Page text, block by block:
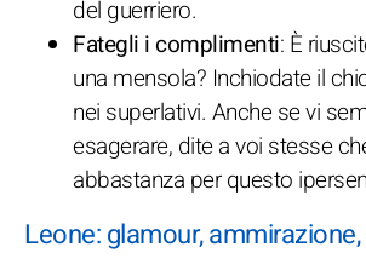
del guerriero.
Fategli i complimenti: È
una mensola? Inchiodate il
nei superlativi. Anche se vi
esagerare, dite a voi stesse
abbastanza per questo
Leone: glamour,